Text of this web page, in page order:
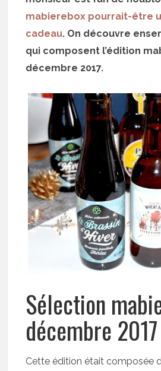
mabierebox pourrait-être
cadeau. On découvre
qui composent l’édition
décembre 2017.
Sélection
décembre 2017
Cette édition était composée